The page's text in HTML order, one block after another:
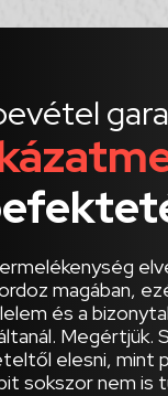
magában,
és a
Megértjük.
elesni, mint
sokszor nem is